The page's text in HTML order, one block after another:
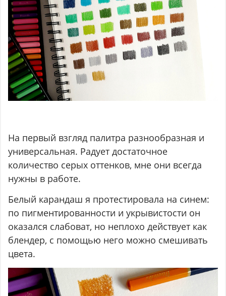
На первый взгляд палитра разнообразная и
универсальная. Радует достаточное
количество серых оттенков, мне они всегда
нужны в работе.
Белый карандаш я протестировала на синем:
по пигментированности и укрывистости он
оказался слабоват, но неплохо действует как
блендер, с помощью него можно смешивать
цвета.